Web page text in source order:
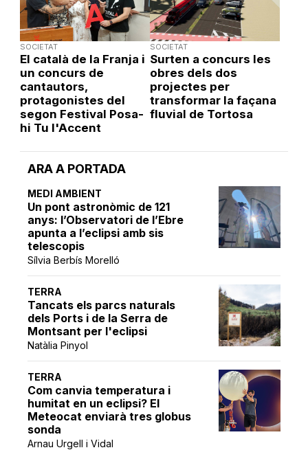
ARA A PORTADA
MEDI AMBIENT
Un pont astronòmic de 121
anys: l’Observatori de l’Ebre
apunta a l’eclipsi amb sis
telescopis
Sílvia Berbís Morelló
TERRA
Tancats els parcs naturals
dels Ports i de la Serra de
Montsant per l'eclipsi
Natàlia Pinyol
TERRA
Com canvia temperatura i
humitat en un eclipsi? El
Meteocat enviarà tres globus
sonda
Arnau Urgell i Vidal
SOCIETAT
El català de la Franja i
un concurs de
cantautors,
protagonistes del
segon Festival Posa-
hi Tu l'Accent
SOCIETAT
Surten a concurs les
obres dels dos
projectes per
transformar la façana
fluvial de Tortosa